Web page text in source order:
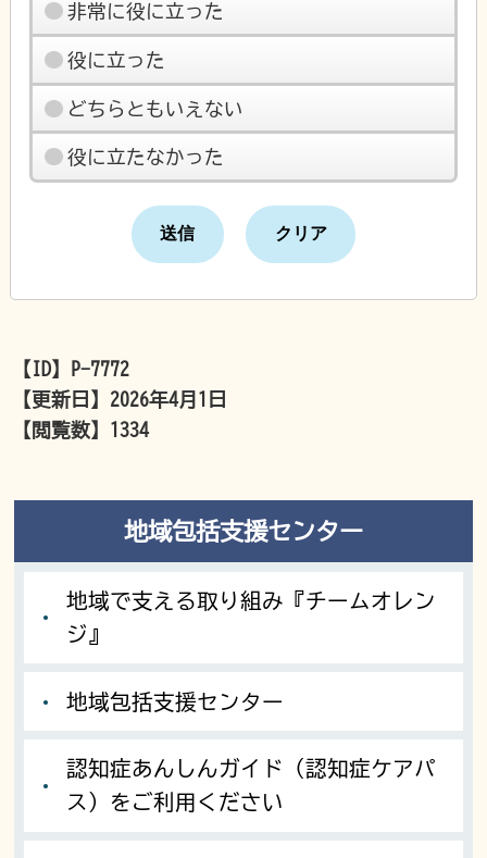
非常に役に立った
役に立った
どちらともいえない
役に立たなかった
【ID】
P-7772
【更新日】 2026年4月1日
【閲覧数】 1334
地域包括支援センター
地域で支える取り組み『チームオレン
ジ』
地域包括支援センター
認知症あんしんガイド（認知症ケアパ
ス）をご利用ください